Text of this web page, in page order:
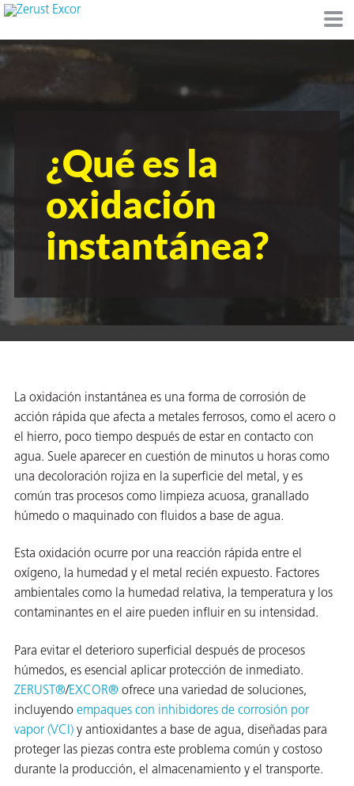
¿Qué es la
oxidación
instantánea?
La oxidación instantánea es una forma de corrosión de
acción rápida que afecta a metales ferrosos, como el acero o
el hierro, poco tiempo después de estar en contacto con
agua. Suele aparecer en cuestión de minutos u horas como
una decoloración rojiza en la superficie del metal, y es
común tras procesos como limpieza acuosa, granallado
húmedo o maquinado con fluidos a base de agua.
Esta oxidación ocurre por una reacción rápida entre el
oxígeno, la humedad y el metal recién expuesto. Factores
ambientales como la humedad relativa, la temperatura y los
contaminantes en el aire pueden influir en su intensidad.
Para evitar el deterioro superficial después de procesos
húmedos, es esencial aplicar protección de inmediato.
ZERUST®/EXCOR® ofrece una variedad de soluciones,
incluyendo empaques con inhibidores de corrosión por
vapor (VCI) y antioxidantes a base de agua, diseñadas para
proteger las piezas contra este problema común y costoso
durante la producción, el almacenamiento y el transporte.
Ambiente
de